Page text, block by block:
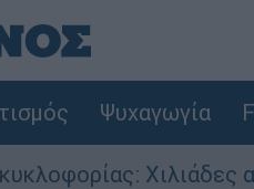
Ψυχαγωγία
Χιλιάδες